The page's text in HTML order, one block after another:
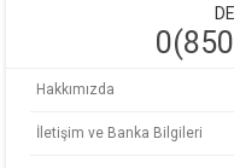
Hakkımızda
İletişim ve Banka Bilgileri